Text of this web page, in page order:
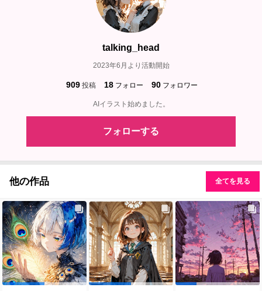
talking_head
2023年6月より活動開始
909 投稿 18 フォロー 90 フォロワー
AIイラスト始めました。
フォローする
他の作品 全てを見る